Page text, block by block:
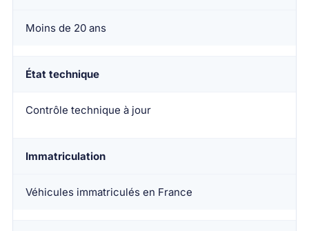
Moins de 20 ans
État technique
Contrôle technique à jour
Immatriculation
Véhicules immatriculés en France